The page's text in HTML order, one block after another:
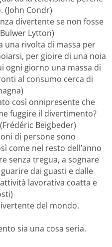
(John Condr)
divertente se non fosse
Lytton)
una rivolta di massa per
per gioire di una noia
ogni giorno una massa di
al consumo cerca di
così onnipresente che
fuggire il divertimento?
Beigbeder)
di persone sono
come nel resto dell’anno
senza tregua, a sognare
dai guasti e dalle
lavorativa coatta e
del mondo.
sia una cosa seria.